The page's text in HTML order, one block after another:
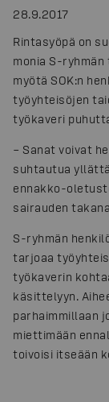
28.9.2017
Rintasyöpä on
monia S-
myötä SOK:n
työyhteisöjen
työkaveri
– Sanat voivat
suhtautua
ennakko-
sairauden
S-ryhmän
tarjoaa
työkaverin
käsittelyyn.
parhaimmillaan
miettimään
toivoisi itseään